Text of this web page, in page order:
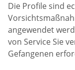
Die Profile sind
angewendet
von Service Sie
Gefangenen